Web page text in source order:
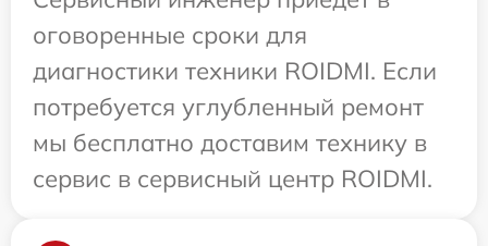
оговоренные сроки для
диагностики техники ROIDMI. Если
потребуется углубленный ремонт
мы бесплатно доставим технику в
сервис в сервисный центр ROIDMI.